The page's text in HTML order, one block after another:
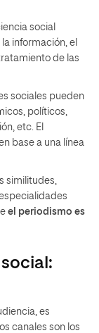
social
información, el
de las
sociales pueden
políticos,
etc. El
base a una línea
similitudes,
el periodismo es
es
canales son los